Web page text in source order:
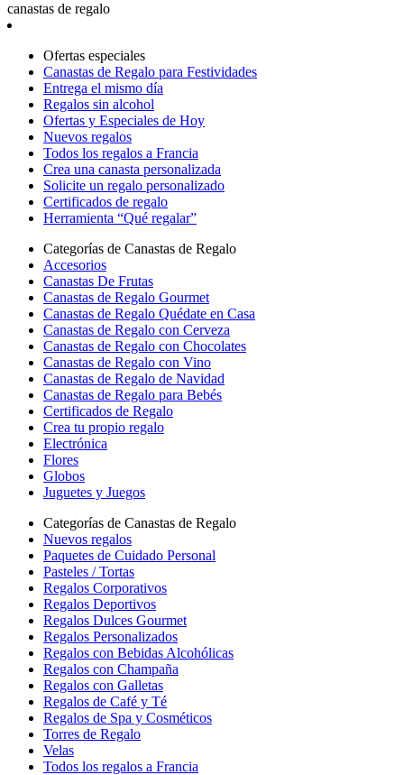
canastas de regalo
Ofertas especiales
Canastas de Regalo para Festividades
Entrega el mismo día
Regalos sin alcohol
Ofertas y Especiales de Hoy
Nuevos regalos
Todos los regalos a Francia
Crea una canasta personalizada
Solicite un regalo personalizado
Certificados de regalo
Herramienta “Qué regalar”
Categorías de Canastas de Regalo
Accesorios
Canastas De Frutas
Canastas de Regalo Gourmet
Canastas de Regalo Quédate en Casa
Canastas de Regalo con Cerveza
Canastas de Regalo con Chocolates
Canastas de Regalo con Vino
Canastas de Regalo de Navidad
Canastas de Regalo para Bebés
Certificados de Regalo
Crea tu propio regalo
Electrónica
Flores
Globos
Juguetes y Juegos
Categorías de Canastas de Regalo
Nuevos regalos
Paquetes de Cuidado Personal
Pasteles / Tortas
Regalos Corporativos
Regalos Deportivos
Regalos Dulces Gourmet
Regalos Personalizados
Regalos con Bebidas Alcohólicas
Regalos con Champaña
Regalos con Galletas
Regalos de Café y Té
Regalos de Spa y Cosméticos
Torres de Regalo
Velas
Todos los regalos a Francia